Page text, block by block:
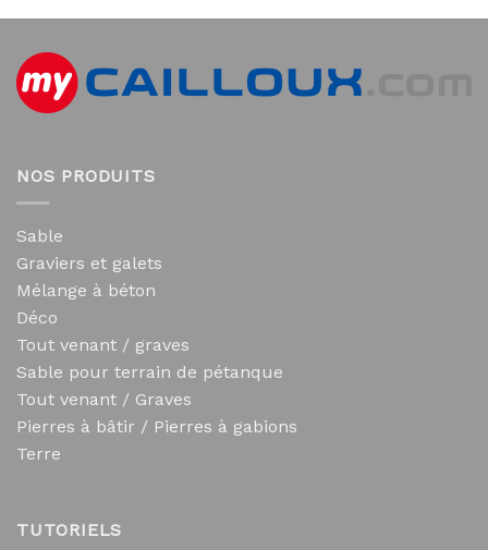
NOS PRODUITS
Sable
Graviers et galets
Mélange à béton
Déco
Tout venant / graves
Sable pour terrain de pétanque
Tout venant / Graves
Pierres à bâtir / Pierres à gabions
Terre
TUTORIELS